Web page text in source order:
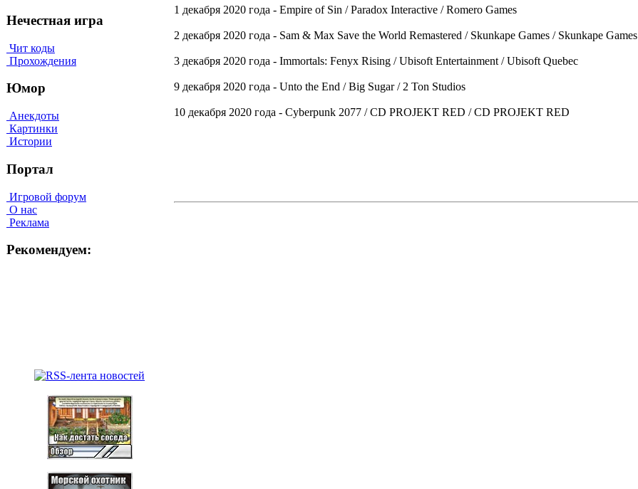
Нечестная игра
Чит коды
Прохождения
Юмор
Анекдоты
Картинки
Истории
Портал
Игровой форум
О нас
Реклама
Рекомендуем:
1 декабря 2020 года - Empire of Sin / Paradox Interactive / Romero Games
2 декабря 2020 года - Sam & Max Save the World Remastered / Skunkape Games / Skunkape Games
3 декабря 2020 года - Immortals: Fenyx Rising / Ubisoft Entertainment / Ubisoft Quebec
9 декабря 2020 года - Unto the End / Big Sugar / 2 Ton Studios
10 декабря 2020 года - Cyberpunk 2077 / CD PROJEKT RED / CD PROJEKT RED